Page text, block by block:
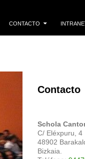
CONTACTO
Contacto
Schola
C/ Eléxpuru, 4
48902
Bizkaia.